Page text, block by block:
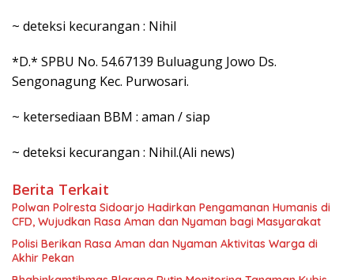
~ deteksi kecurangan : Nihil
*D.* SPBU No. 54.67139 Buluagung Jowo Ds.
Sengonagung Kec. Purwosari.
~ ketersediaan BBM : aman / siap
~ deteksi kecurangan : Nihil.(Ali news)
Berita Terkait
Polwan Polresta Sidoarjo Hadirkan Pengamanan Humanis di
CFD, Wujudkan Rasa Aman dan Nyaman bagi Masyarakat
Polisi Berikan Rasa Aman dan Nyaman Aktivitas Warga di
Akhir Pekan